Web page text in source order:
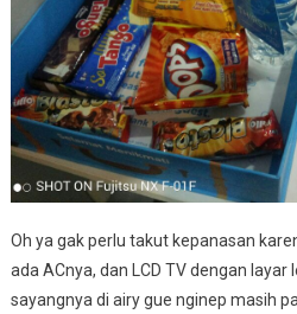
Oh ya gak perlu takut kepanasan
ada ACnya, dan LCD TV dengan layar
sayangnya di airy gue nginep masih